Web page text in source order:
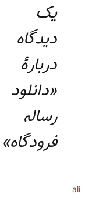
یک
دیدگاه
دربارهٔ
«دانلود
رساله
فرودگاه»
ali